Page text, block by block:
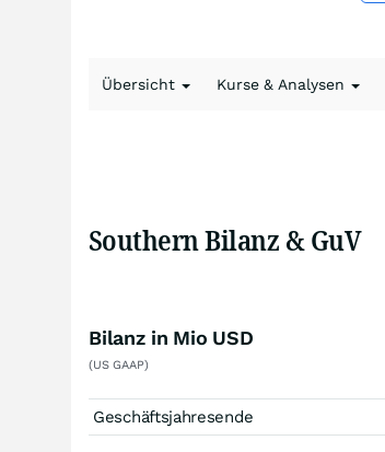
Übersicht Kurse & Analysen
Southern Bilanz & GuV
Bilanz in Mio USD
(US GAAP)
Geschäftsjahresende